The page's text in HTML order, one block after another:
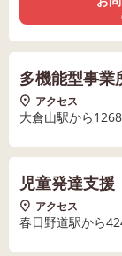
多機能型事業
アクセス
大倉山駅から
児童発達支
アクセス
春日野道駅から